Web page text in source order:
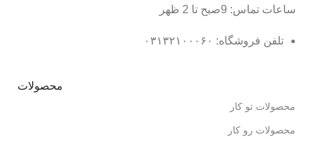
ساعات تماس: 9صبح تا 2 ظهر
تلفن فروشگاه: ۰۳۱۳۲۱۰۰۰۶۰
محصولات
محصولات تو کار
محصولات رو کار